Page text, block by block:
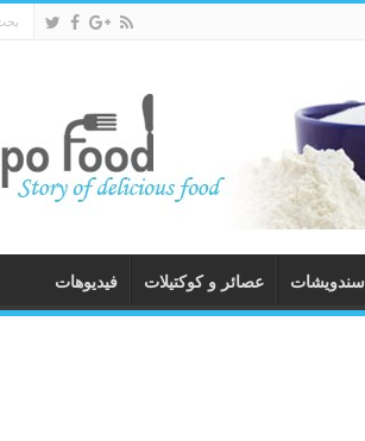
سندويشات عصائر و كوكتيلات فيديوهات